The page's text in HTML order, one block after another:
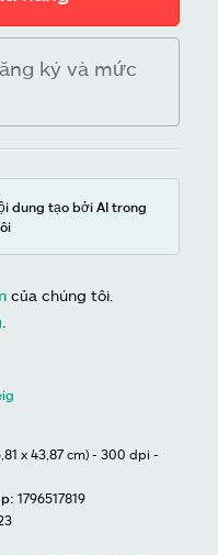
ký và mức
dung tạo bởi AI trong
của chúng tôi.
x 43,87 cm) - 300 dpi -
1796517819